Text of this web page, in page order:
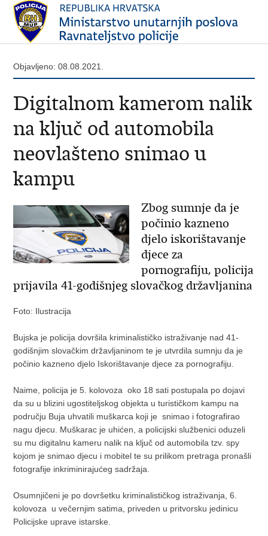
Objavljeno: 08.08.2021.
Digitalnom kamerom nalik
na ključ od automobila
neovlašteno snimao u
kampu
Zbog sumnje da je
počinio kazneno
djelo iskorištavanje
djece za
pornografiju, policija
prijavila 41-godišnjeg slovačkog državljanina
Foto: Ilustracija
Bujska je policija dovršila kriminalističko istraživanje nad 41-
godišnjim slovačkim državljaninom te je utvrdila sumnju da je
počinio kazneno djelo Iskorištavanje djece za pornografiju.
Naime, policija je 5. kolovoza oko 18 sati postupala po dojavi
da su u blizini ugostiteljskog objekta u turističkom kampu na
području Buja uhvatili muškarca koji je snimao i fotografirao
nagu djecu. Muškarac je uhićen, a policijski službenici oduzeli
su mu digitalnu kameru nalik na ključ od automobila tzv. spy
kojom je snimao djecu i mobitel te su prilikom pretraga pronašli
fotografije inkriminirajućeg sadržaja.
Osumnjičeni je po dovršetku kriminalističkog istraživanja, 6.
kolovoza u večernjim satima, priveden u pritvorsku jedinicu
Policijske uprave istarske.